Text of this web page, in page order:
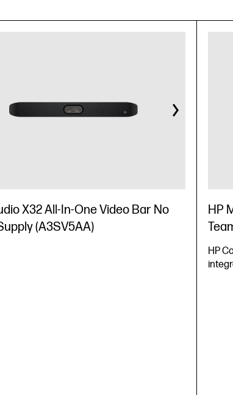
X32 All-In-One Video Bar No
(A3SV5AA)
HP
HP